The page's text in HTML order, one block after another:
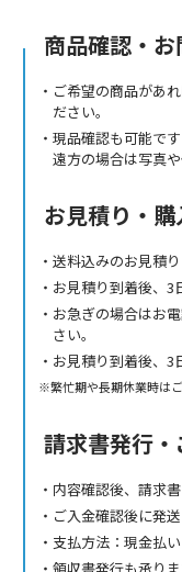
商品確認・
ご希望の商品があ
ださい。
現品確認も可能で
遠方の場合は写真や
お見積り・購
送料込みのお見積り
お見積り到着後、3
お急ぎの場合はお
さい。
お見積り到着後、3
繁忙期や長期休業時は
請求書発行
内容確認後、請求書
ご入金確認後に発送
支払方法：現金払